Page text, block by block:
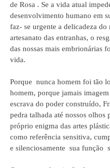
de Rosa . Se a vida atual
desenvolvimento humano em
faz- se urgente a delicadeza do
artesanato das entranhas, o
das nossas mais embrionárias
vida.
Porque nunca homem foi tão
homem, porque jamais
escrava do poder construído,
pedra talhada até nossos olhos
próprio enigma das artes
como referência sensitiva,
e silenciosamente sua função